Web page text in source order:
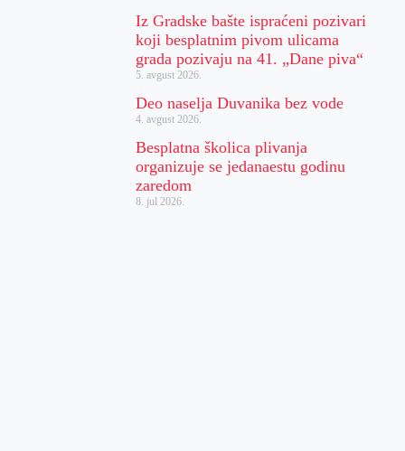
Iz Gradske bašte ispraćeni pozivari
koji besplatnim pivom ulicama
grada pozivaju na 41. „Dane piva“
5. avgust 2026.
Deo naselja Duvanika bez vode
4. avgust 2026.
Besplatna školica plivanja
organizuje se jedanaestu godinu
zaredom
8. jul 2026.